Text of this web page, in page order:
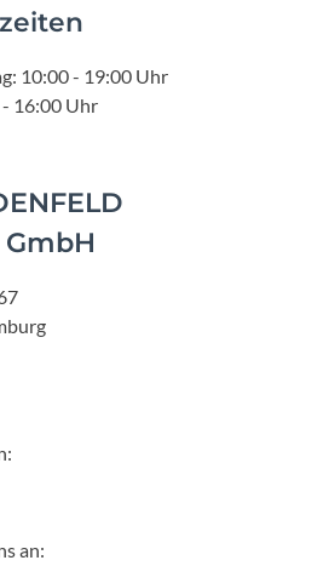
10:00 - 19:00 Uhr
- 16:00 Uhr
an: